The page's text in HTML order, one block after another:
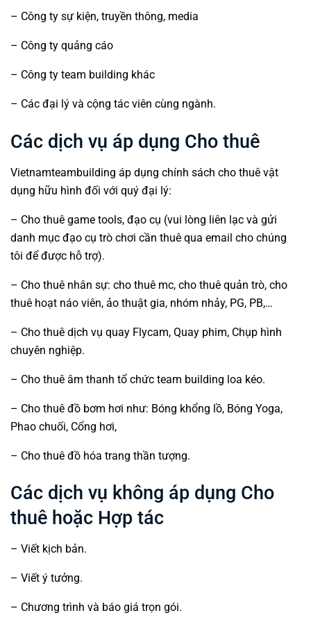
– Công ty sự kiện, truyền thông, media
– Công ty quảng cáo
– Công ty team building khác
– Các đại lý và cộng tác viên cùng ngành.
Các dịch vụ áp dụng Cho thuê
Vietnamteambuilding áp dụng chính sách cho thuê vật
dụng hữu hình đối với quý đại lý:
– Cho thuê game tools, đạo cụ (vui lòng liên lạc và gửi
danh mục đạo cụ trò chơi cần thuê qua email cho chúng
tôi để được hỗ trợ).
– Cho thuê nhân sự: cho thuê mc, cho thuê quản trò, cho
thuê hoạt náo viên, ảo thuật gia, nhóm nhảy, PG, PB,…
– Cho thuê dịch vụ quay Flycam, Quay phim, Chụp hình
chuyên nghiệp.
– Cho thuê âm thanh tổ chức team building loa kéo.
– Cho thuê đồ bơm hơi như: Bóng khổng lồ, Bóng Yoga,
Phao chuối, Cổng hơi,
– Cho thuê đồ hóa trang thần tượng.
Các dịch vụ không áp dụng Cho
thuê hoặc Hợp tác
– Viết kịch bản.
– Viết ý tưởng.
– Chương trình và báo giá trọn gói.